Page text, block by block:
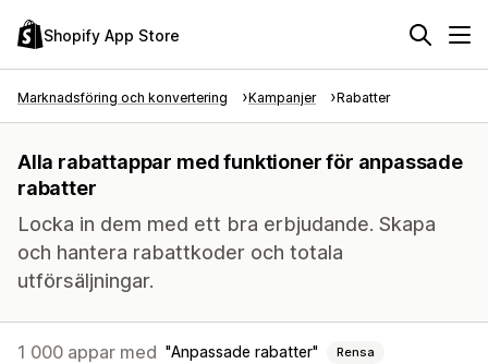
Shopify App Store
Marknadsföring och konvertering Kampanjer Rabatter
Alla rabattappar med funktioner för anpassade
rabatter
Locka in dem med ett bra erbjudande. Skapa
och hantera rabattkoder och totala
utförsäljningar.
1 000 appar med Anpassade rabatter Rensa